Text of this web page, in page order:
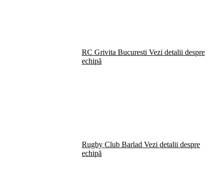
RC Grivita Bucuresti Vezi detalii despre
echipă
Rugby Club Barlad Vezi detalii despre
echipă